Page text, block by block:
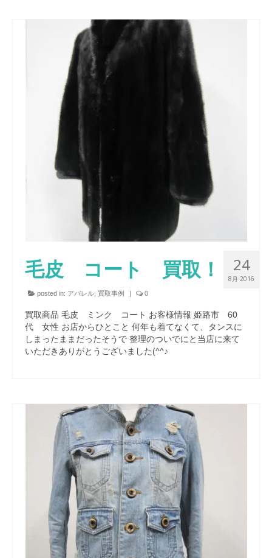
24
8月 2016
毛皮 コート 買取！
posted in: アパレル 買取事例 | 0
買取商品 毛皮 ミンク コート お客様情報 姫路市 60
代 女性 お店からひとこと 何年も着てなくて、タンスに
しまったままだったそうで 整理のついでにと当店に来て
いただきありがとうございました(^^♪